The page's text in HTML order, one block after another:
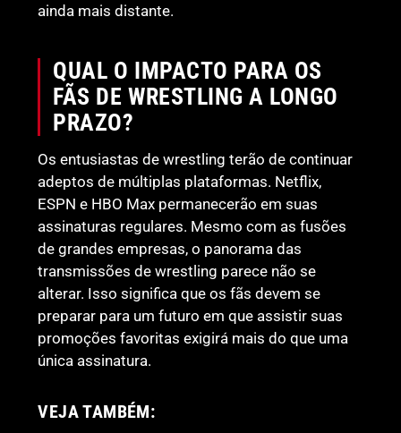
ainda mais distante.
QUAL O IMPACTO PARA OS
FÃS DE WRESTLING A LONGO
PRAZO?
Os entusiastas de wrestling terão de continuar
adeptos de múltiplas plataformas. Netflix,
ESPN e HBO Max permanecerão em suas
assinaturas regulares. Mesmo com as fusões
de grandes empresas, o panorama das
transmissões de wrestling parece não se
alterar. Isso significa que os fãs devem se
preparar para um futuro em que assistir suas
promoções favoritas exigirá mais do que uma
única assinatura.
VEJA TAMBÉM: